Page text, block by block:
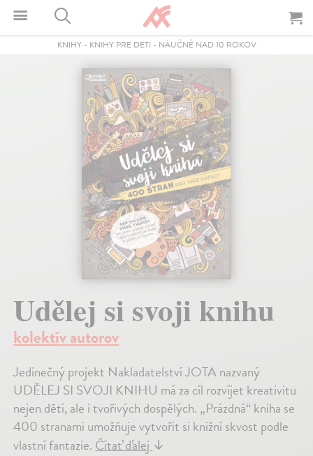
KNIHY- KNIHY PRE DETI - NÁUČNÉ NAD 10 ROKOV
Udělej si svoji knihu
kolektív autorov
Jedinečný projekt Nakladatelství JOTA nazvaný
UDĚLEJ SI SVOJI KNIHU má za cíl rozvíjet kreativitu
nejen dětí, ale i tvořivých dospělých. „Prázdná“ kniha se
400 stranami umožňuje vytvořit si knižní skvost podle
vlastní fantazie. Čítať ďalej ↓